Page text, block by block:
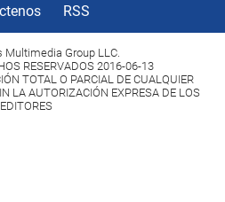
RSS
Multimedia Group LLC.
RESERVADOS 2016-06-13
TOTAL O PARCIAL DE CUALQUIER
LA AUTORIZACIÓN EXPRESA DE LOS
EDITORES